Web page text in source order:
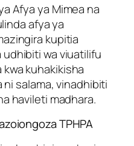
Afya ya Mimea na
afya ya
kupitia
wa viuatilifu
kuhakikisha
salama, vinadhibiti
havileti madhara.
TPHPA